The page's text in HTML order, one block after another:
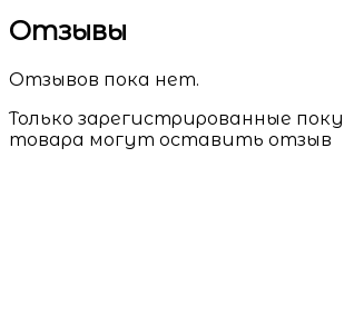
Отзывы
Отзывов пока нет.
Только зарегистрированные
товара могут оставить отзыв